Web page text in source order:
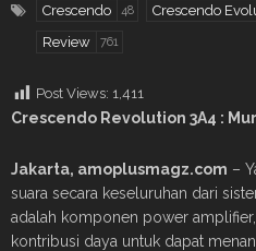
Crescendo 48 Crescendo
Review 761
Post Views: 1,411
Crescendo Revolution 3A4 :
Jakarta, amoplusmagz.com –
suara secara keseluruhan dari
adalah komponen power
kontribusi daya untuk dapat